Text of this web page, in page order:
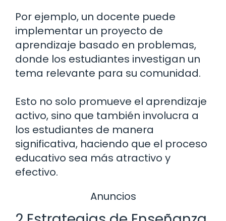
Por ejemplo, un docente puede
implementar un proyecto de
aprendizaje basado en problemas,
donde los estudiantes investigan un
tema relevante para su comunidad.
Esto no solo promueve el aprendizaje
activo, sino que también involucra a
los estudiantes de manera
significativa, haciendo que el proceso
educativo sea más atractivo y
efectivo.
Anuncios